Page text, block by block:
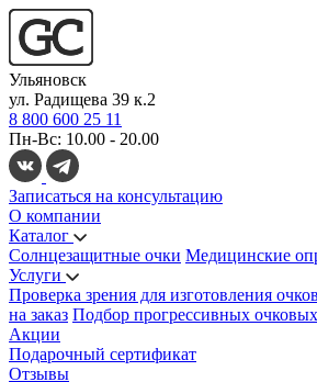
Ульяновск
ул. Радищева 39 к.2
8 800 600 25 11
Пн-Вс: 10.00 - 20.00
Записаться на консультацию
О компании
Каталог
Солнцезащитные очки Медицинские
Услуги
Проверка зрения для изготовления очков
на заказ Подбор прогрессивных
Акции
Подарочный сертификат
Отзывы